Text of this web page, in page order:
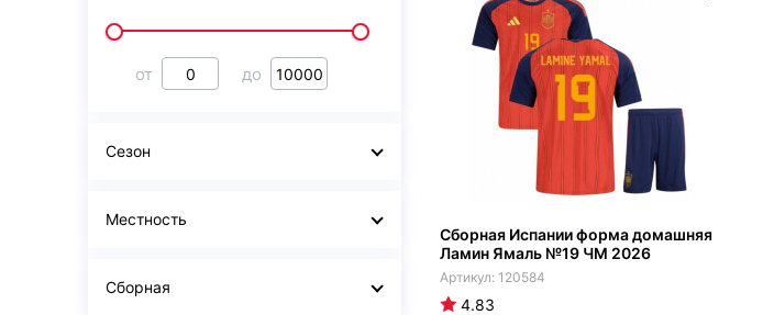
от до
Сезон
Местность
Сборная
Сборная Испании форма домашняя
Ламин Ямаль №19 ЧМ 2026
120584
4.83